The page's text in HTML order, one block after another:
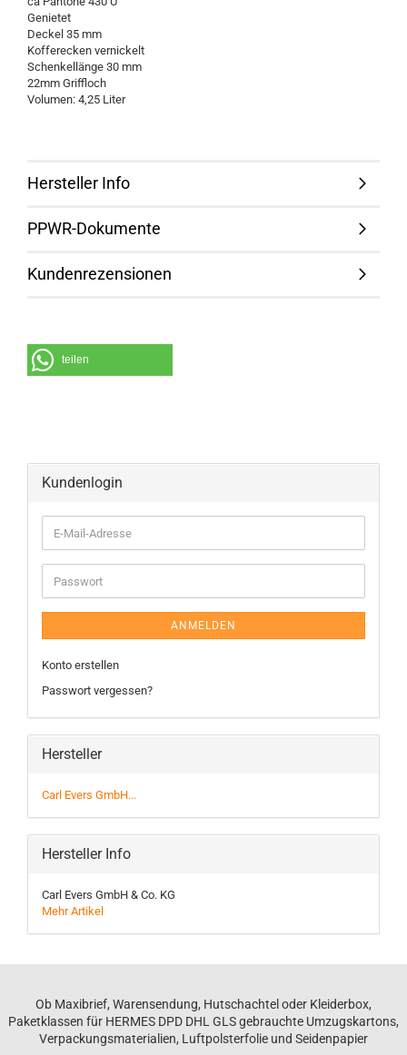
Genietet
Deckel 35 mm
Kofferecken vernickelt
Schenkellänge 30 mm
22mm Griffloch
Volumen: 4,25 Liter
Hersteller Info
PPWR-Dokumente
Kundenrezensionen
teilen
Kundenlogin
ANMELDEN
Konto erstellen
Passwort vergessen?
Hersteller
Carl Evers GmbH...
Hersteller Info
Carl Evers GmbH & Co. KG
Mehr Artikel
Ob Maxibrief, Warensendung, Hutschachtel oder Kleiderbox,
Paketklassen für HERMES DPD DHL GLS gebrauchte Umzugskartons,
Verpackungsmaterialien, Luftpolsterfolie und Seidenpapier